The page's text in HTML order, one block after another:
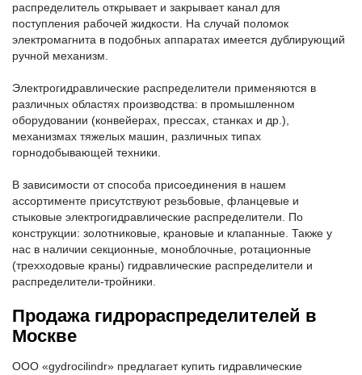
распределитель открывает и закрывает канал для
поступления рабочей жидкости. На случай поломок
электромагнита в подобных аппаратах имеется дублирующий
ручной механизм.
Электрогидравлические распределители применяются в
различных областях производства: в промышленном
оборудовании (конвейерах, прессах, станках и др.),
механизмах тяжелых машин, различных типах
горнодобывающей техники.
В зависимости от способа присоединения в нашем
ассортименте присутствуют резьбовые, фланцевые и
стыковые электрогидравлические распределители. По
конструкции: золотниковые, крановые и клапанные. Также у
нас в наличии секционные, моноблочные, ротационные
(трехходовые краны) гидравлические распределители и
распределители-тройники.
Продажа гидрораспределителей в
Москве
ООО «gydrocilindr» предлагает купить гидравлические